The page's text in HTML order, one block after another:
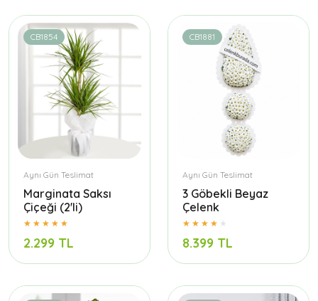
CB1854
Aynı Gün Teslimat
Marginata Saksı
Çiçeği (2'li)
2.299 TL
CB1881
Aynı Gün Teslimat
3 Göbekli Beyaz
Çelenk
8.399 TL